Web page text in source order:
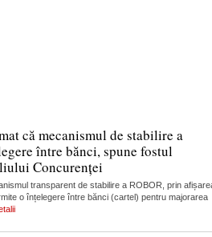
că mecanismul de stabilire a
între bănci, spune fostul
Concurenței
transparent de stabilire a ROBOR, prin
o înțelegere între bănci (cartel) pentru majorarea